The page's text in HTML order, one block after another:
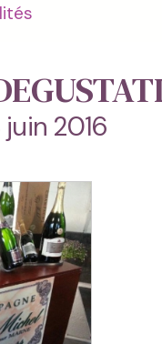
2016